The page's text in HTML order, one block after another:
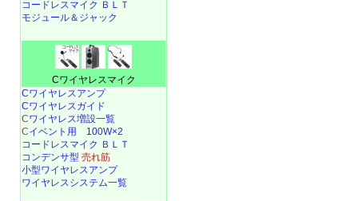
コードレスマイク ＢＬＴ
モジュール＆ジャック
Cワイヤレスマイク
Cワイヤレスアンプ
Cワイヤレスガイド
Cワイヤレス増設一覧
Cイベント用 100W×2
コードレスマイク ＢＬＴ
コンデンサ型 売れ筋
小型ワイヤレスアンプ
ワイヤレスシステム一覧